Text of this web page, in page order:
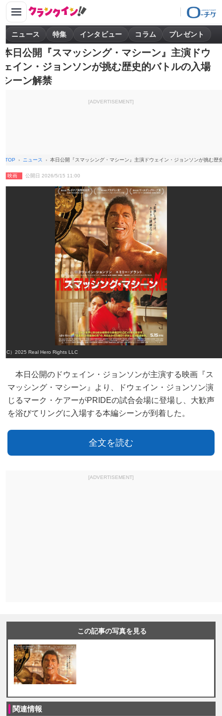
ニュース 特集 インタビュー コラム プレゼント
本日公開『スマッシング・マシーン』主演ドウ
ェイン・ジョンソンが挑む歴史的バトルの入場
シーン解禁
[ADVERTISEMENT]
TOP ニュース 本日公開『スマッシング・マシーン』主演ドウェイン・ジョンソンが挑む歴
映画 公開日 2026/5/15 11:00
（C）2025 Real Hero Rights LLC
本日公開のドウェイン・ジョンソンが主演する映画『ス
マッシング・マシーン』より、ドウェイン・ジョンソン演
じるマーク・ケアーがPRIDEの試合会場に登場し、大歓声
を浴びてリングに入場する本編シーンが到着した。
全文を読む
[ADVERTISEMENT]
この記事の写真を見る
関連情報